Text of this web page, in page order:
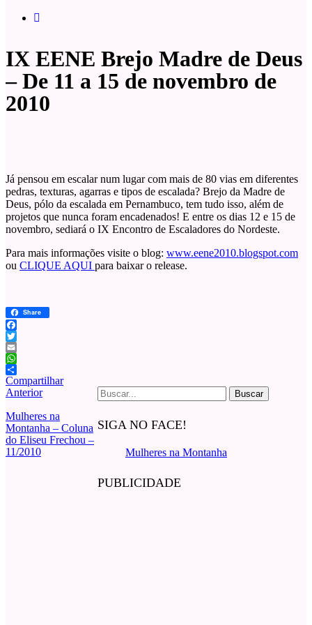
IX EENE Brejo Madre de Deus
– De 11 a 15 de novembro de
2010
Já pensou em escalar num lugar com mais de 80 vias em diferentes
pedras, texturas, agarras e tipos de escalada? Brejo da Madre de
Deus, pólo da escalada em Pernambuco, tem tudo isso, além de
projetos que nunca foram encadenados! E entre os dias 12 e 15 de
novembro, sediará o IX Encontro de Escaladores do Nordeste.
Para mais informações visite o blog: www.eene2010.blogspot.com
ou CLIQUE AQUI para baixar o release.
Share
Facebook
Twitter
Email
WhatsApp
Compartilhar
Buscar
por:
SIGA NO FACE!
Mulheres na Montanha
PUBLICIDADE
Anterior
Mulheres na
Montanha – Coluna
do Eliseu Frechou –
11/2010